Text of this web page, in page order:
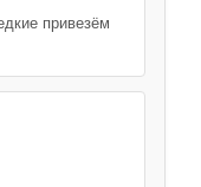
привезём